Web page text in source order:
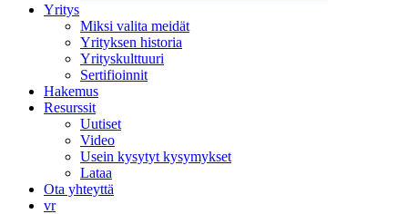
Yritys
Miksi valita meidät
Yrityksen historia
Yrityskulttuuri
Sertifioinnit
Hakemus
Resurssit
Uutiset
Video
Usein kysytyt kysymykset
Lataa
Ota yhteyttä
vr